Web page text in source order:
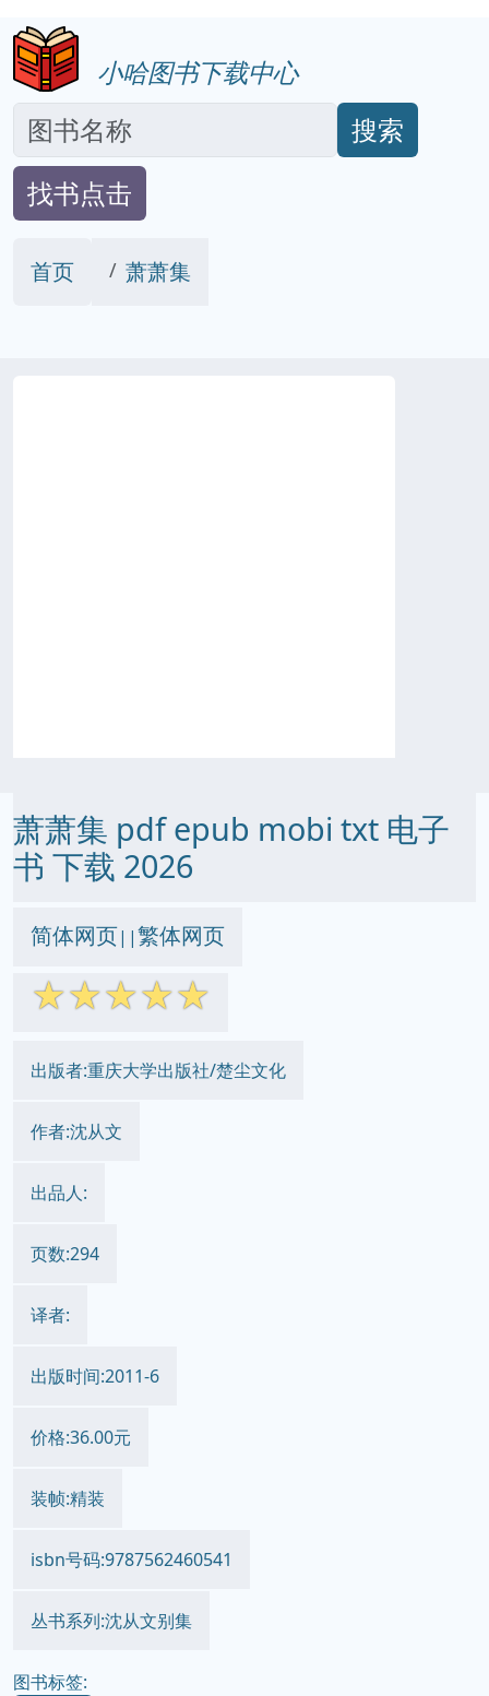
小哈图书下载中心
搜索
找书点击
首页 萧萧集
萧萧集 pdf epub mobi txt 电子
书 下载 2026
简体网页||繁体网页
☆☆☆☆☆
出版者:重庆大学出版社/楚尘文化
作者:沈从文
出品人:
页数:294
译者:
出版时间:2011-6
价格:36.00元
装帧:精装
isbn号码:9787562460541
丛书系列:沈从文别集
图书标签: